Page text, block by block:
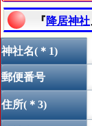
『降居神社
神社名(＊1)
郵便番号
住所(＊3)